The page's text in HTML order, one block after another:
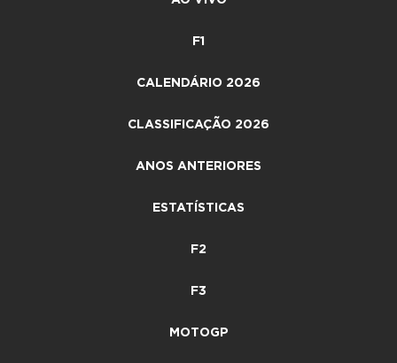
F1
CALENDÁRIO 2026
CLASSIFICAÇÃO 2026
ANOS ANTERIORES
ESTATÍSTICAS
F2
F3
MOTOGP